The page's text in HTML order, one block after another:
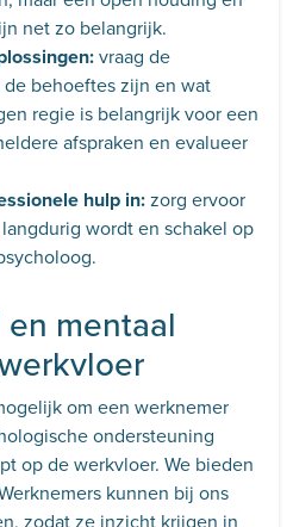
net zo belangrijk.
vraag de
behoeftes zijn en wat
regie is belangrijk voor een
afspraken en evalueer
hulp in:zorg ervoor
wordt en schakel op
mentaal
om een werknemer
ondersteuning
op de werkvloer. We bieden
kunnen bij ons
zodat ze inzicht krijgen in